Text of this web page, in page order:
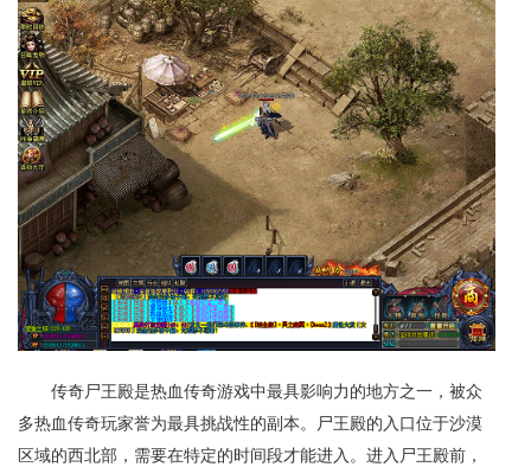
传奇尸王殿是热血传奇游戏中最具影响力的地方之一，被众
多热血传奇玩家誉为最具挑战性的副本。尸王殿的入口位于沙漠
区域的西北部，需要在特定的时间段才能进入。进入尸王殿前，